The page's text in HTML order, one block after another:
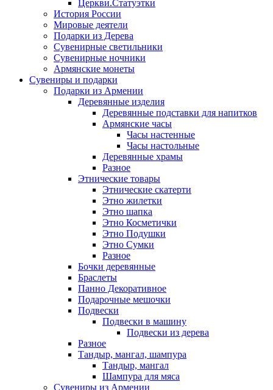
Церкви.Статуэтки
История России
Мировые деятели
Подарки из Дерева
Сувенирные светильники
Сувенирные ночники
Армянские монеты
Сувениры и подарки
Подарки из Армении
Деревянные изделия
Деревянные подставки для напитков
Армянские часы
Часы настенные
Часы настольные
Деревянные храмы
Разное
Этнические товары
Этнические скатерти
Этно жилетки
Этно шапка
Этно Косметички
Этно Подушки
Этно Сумки
Разное
Бочки деревянные
Браслеты
Панно Декоративное
Подарочные мешочки
Подвески
Подвески в машину
Подвески из дерева
Разное
Тандыр, мангал, шампура
Тандыр, мангал
Шампура для мяса
Сувениры из Армении